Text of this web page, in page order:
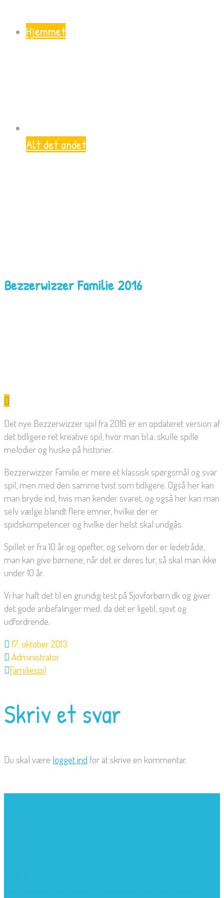
Hjemmet
Alt det andet
Bezzerwizzer Familie 2016
Det nye Bezzerwizzer spil fra 2016 er en opdateret version af
det tidligere ret kreative spil, hvor man bl.a. skulle spille
melodier og huske på historier.
Bezzerwizzer Familie er mere et klassisk spørgsmål og svar
spil, men med den samme tvist som tidligere. Også her kan
man bryde ind, hvis man kender svaret, og også her kan man
selv vælge blandt flere emner, hvilke der er
spidskompetencer og hvilke der helst skal undgås.
Spillet er fra 10 år og opefter, og selvom der er ledetråde,
man kan give børnene, når det er deres tur, så skal man ikke
under 10 år.
Vi har haft det til en grundig test på Sjovforbørn.dk og giver
det gode anbefalinger med, da det er ligetil, sjovt og
udfordrende.
17. oktober 2013
Administrator
Familiespil
Skriv et svar
Du skal være logget ind for at skrive en kommentar.